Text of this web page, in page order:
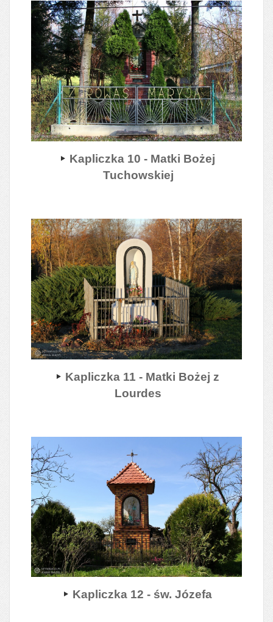
Kapliczka 10 - Matki Bożej
Tuchowskiej
Kapliczka 11 - Matki Bożej z
Lourdes
Kapliczka 12 - św. Józefa